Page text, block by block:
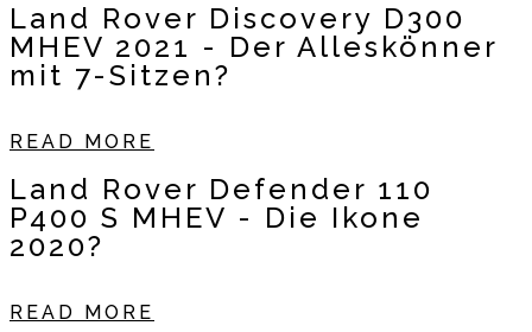
Land Rover Discovery D300
MHEV 2021 - Der Alleskönner
mit 7-Sitzen?
READ MORE
Land Rover Defender 110
P400 S MHEV - Die Ikone
2020?
READ MORE